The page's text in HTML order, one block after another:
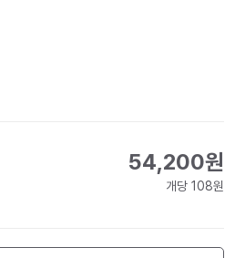
54,200원
개당 108원